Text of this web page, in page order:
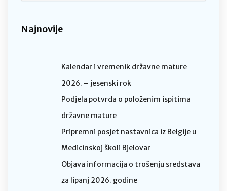
Najnovije
Kalendar i vremenik državne mature
2026. – jesenski rok
Podjela potvrda o položenim ispitima
državne mature
Pripremni posjet nastavnica iz Belgije u
Medicinskoj školi Bjelovar
Objava informacija o trošenju sredstava
za lipanj 2026. godine